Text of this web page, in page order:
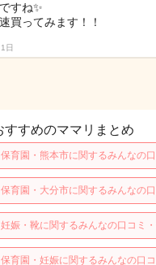
すね✨
買ってみます！！
日
すすめのママリまとめ
保育園・熊本市に関するみんなの
保育園・大分市に関するみんなの
妊娠・靴に関するみんなの口コミ
保育園・妊娠に関するみんなの口